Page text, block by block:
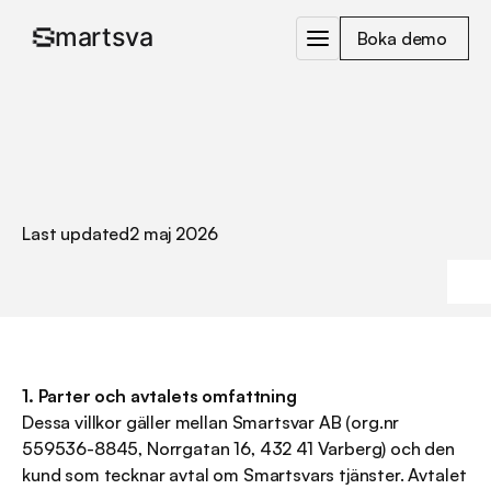
Last updated2 maj 2026
1. Parter och avtalets omfattning
Dessa villkor gäller mellan Smartsvar AB (org.nr
559536-8845, Norrgatan 16, 432 41 Varberg) och den
kund som tecknar avtal om Smartsvars tjänster. Avtalet
Boka demo